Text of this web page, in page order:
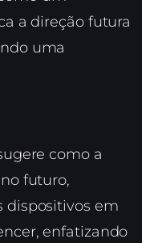
a direção futura
uma
como a
futuro,
dispositivos em
enfatizando